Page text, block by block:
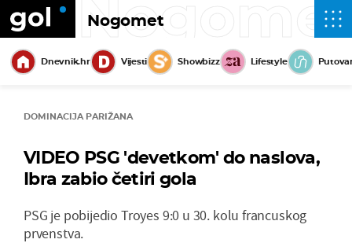
Nogomet
Dnevnik.hr Vijesti Showbizz Lifestyle
DOMINACIJA PARIŽANA
VIDEO PSG 'devetkom' do naslova,
Ibra zabio četiri gola
PSG je pobijedio Troyes 9:0 u 30. kolu francuskog
prvenstva.